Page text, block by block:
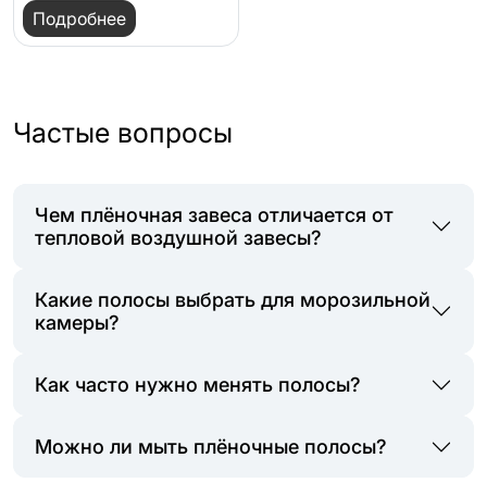
Подробнее
Частые вопросы
Чем плёночная завеса отличается от
тепловой воздушной завесы?
Какие полосы выбрать для морозильной
камеры?
Как часто нужно менять полосы?
Можно ли мыть плёночные полосы?